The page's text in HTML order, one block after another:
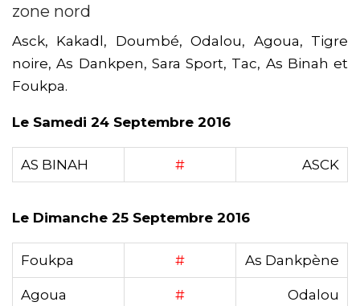
zone nord
Asck, Kakadl, Doumbé, Odalou, Agoua, Tigre
noire, As Dankpen, Sara Sport, Tac, As Binah et
Foukpa.
Le Samedi 24 Septembre 2016
AS BINAH # ASCK
Le Dimanche 25 Septembre 2016
Foukpa # As Dankpène
Agoua # Odalou